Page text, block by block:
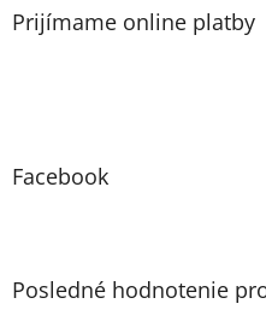
Prijímame online platby
Facebook
Posledné hodnotenie